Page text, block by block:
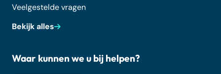
Veelgestelde vragen
Bekijk alles
Waar kunnen we u bij helpen?